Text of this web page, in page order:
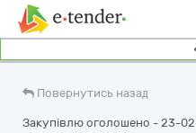
Повернутись назад
Закупівлю оголошено - 23-